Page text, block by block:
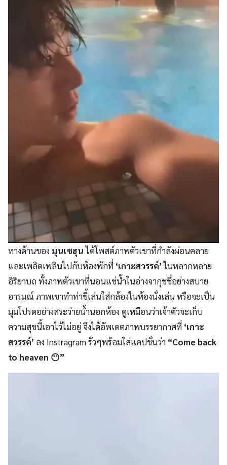
ทางด้านของ มุนเซฮุนได้โพสต์ภาพตัวเขาที่กำลังผ่อนคลาย
และเพลิดเพลินไปกับห้องพักที่ ‘เกาะสวรรค์’ในหลากหลาย
อิริยาบถ ทั้งภาพตัวเขาที่นอนแช่น้ำในอ่างจากุชชี่อย่างสบาย
อารมณ์ ภาพเขาทำท่าขี้เล่นใส่กล้องในห้องนั่งเล่น หรือจะเป็น
มุมโปรดอย่างสระว่ายน้ำนอกห้อง ดูเหมือนว่าเจ้าตัวจะเก็บ
ความสุขนี้เอาไว้ไม่อยู่ จึงได้อัพเดตภาพบรรยากาศที่ ‘เกาะ
สวรรค์’ ลง Instragram รัวๆพร้อมใส่แคปชั่นว่า “Come back
to heaven 😶”